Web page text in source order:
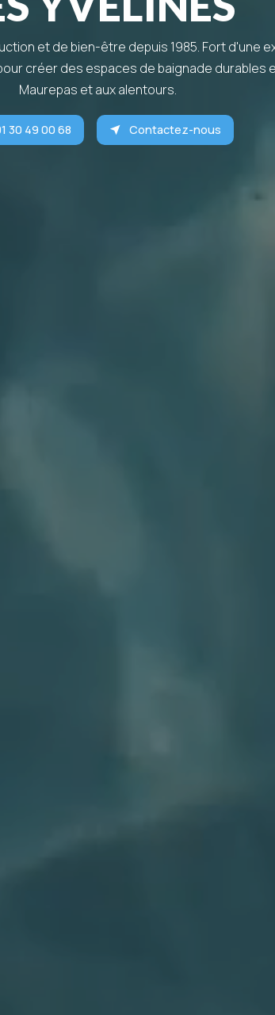
et de bien-être depuis 1985. Fort d'une
créer des espaces de baignade durables
Maurepas et aux alentours.
30 49 00 68 Contactez-nous